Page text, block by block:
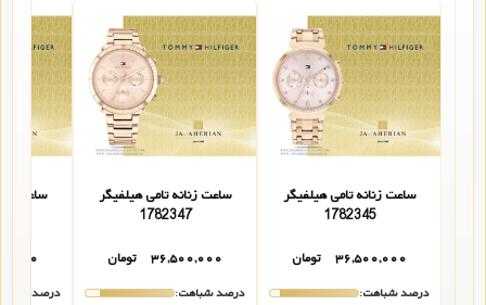
ساعت زنانه تامی هیلفیگر
1782345
۳۶,۵۰۰,۰۰۰
تومان
درصد شباهت:
ساعت زنانه تامی هیلفیگر
1782347
۳۶,۵۰۰,۰۰۰
تومان
درصد شباهت:
ساعت
درصد